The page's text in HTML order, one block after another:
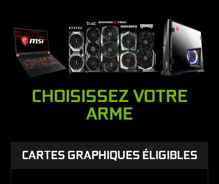
CHOISISSEZ VOTRE
ARME
CARTES GRAPHIQUES ÉLIGIBLES